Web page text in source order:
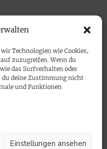
Technologien wie Cookies,
zuzugreifen. Wenn du
das Surfverhalten oder
du deine Zustimmung nicht
und Funktionen
Einstellungen ansehen